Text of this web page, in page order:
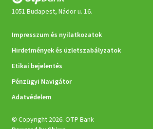
1051 Budapest, Nádor u. 16.
Jogi
dokumentumok
Impresszum és nyilatkozatok
Hirdetmények és üzletszabályzatok
Etikai bejelentés
Pénzügyi Navigátor
Adatvédelem
© Copyright 2026. OTP Bank